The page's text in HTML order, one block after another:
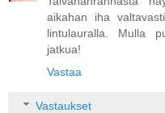
aikahan iha
lintulauralla. Mulla
jatkua!
Vastaa
Vastaukset